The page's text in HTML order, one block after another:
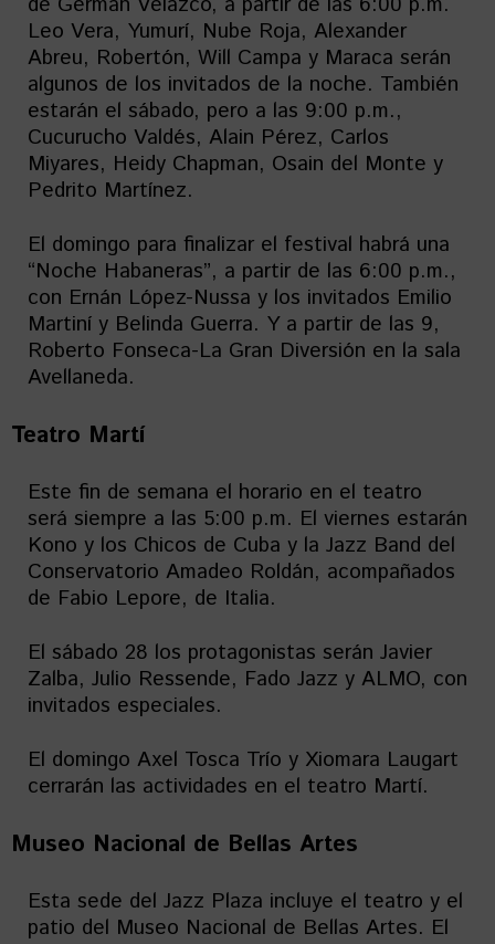
Leo Vera, Yumurí, Nube Roja, Alexander
Abreu, Robertón, Will Campa y Maraca serán
algunos de los invitados de la noche. También
estarán el sábado, pero a las 9:00 p.m.,
Cucurucho Valdés, Alain Pérez, Carlos
Miyares, Heidy Chapman, Osain del Monte y
Pedrito Martínez.
El domingo para finalizar el festival habrá una
“Noche Habaneras”, a partir de las 6:00 p.m.,
con Ernán López-Nussa y los invitados Emilio
Martiní y Belinda Guerra. Y a partir de las 9,
Roberto Fonseca-La Gran Diversión en la sala
Avellaneda.
Teatro Martí
Este fin de semana el horario en el teatro
será siempre a las 5:00 p.m. El viernes estarán
Kono y los Chicos de Cuba y la Jazz Band del
Conservatorio Amadeo Roldán, acompañados
de Fabio Lepore, de Italia.
El sábado 28 los protagonistas serán Javier
Zalba, Julio Ressende, Fado Jazz y ALMO, con
invitados especiales.
El domingo Axel Tosca Trío y Xiomara Laugart
cerrarán las actividades en el teatro Martí.
Museo Nacional de Bellas Artes
Esta sede del Jazz Plaza incluye el teatro y el
patio del Museo Nacional de Bellas Artes. El